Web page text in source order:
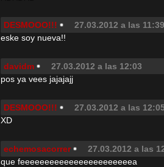
DESMOOO!!!
27.03.2012 a las 11:39
eske soy nueva!!
davidm
27.03.2012 a las 12:03
pos ya vees jajajajj
DESMOOO!!!
27.03.2012 a las
XD
echemosacorrer
27.03.2012 a las
que feeeeeeeeeeeeeeeeeeeeeeea